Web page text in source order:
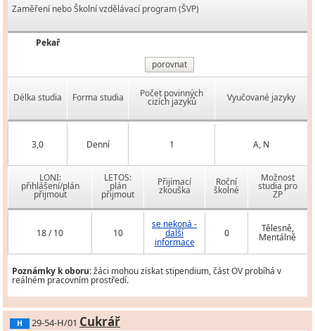
Zaměření nebo Školní vzdělávací program (ŠVP)
Pekař
porovnat
Délka studia Forma studia Počet povinných
cizích jazyků Vyučované jazyky
3,0 Denní 1 A, N
LONI:
přihlášení/plán
přijmout
LETOS:
plán
přijmout
Přijímací
zkouška
Roční
školné
Možnost
studia pro
ZP
18 / 10 10
se nekoná -
další
informace
0 Tělesně,
Mentálně
Poznámky k oboru:žáci mohou získat stipendium, část OV probíhá v
reálném pracovním prostředí.
H 29-54-H/01 Cukrář